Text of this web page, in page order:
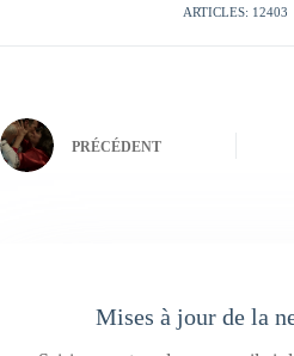
ARTICLES: 12403
PRÉCÉDENT
Mises à jour de la